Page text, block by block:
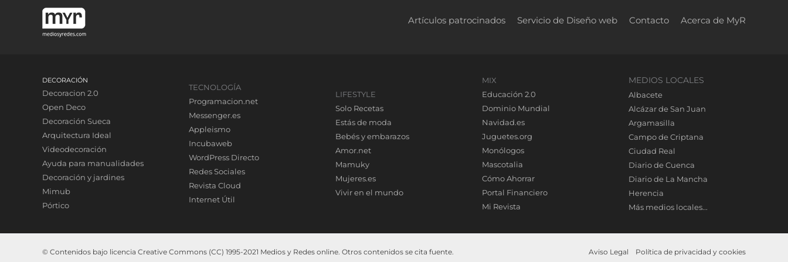
Artículos patrocinados Servicio de Diseño web Contacto Acerca de MyR
DECORACIÓN
Decoracion 2.0
Open Deco
Decoración Sueca
Arquitectura Ideal
Videodecoración
Ayuda para manualidades
Decoración y jardines
Mimub
Pórtico
TECNOLOGÍA
Programacion.net
Messenger.es
Appleismo
Incubaweb
WordPress Directo
Redes Sociales
Revista Cloud
Internet Útil
LIFESTYLE
Solo Recetas
Estás de moda
Bebés y embarazos
Amor.net
Mamuky
Mujeres.es
Vivir en el mundo
MIX
Educación 2.0
Dominio Mundial
Navidad.es
Juguetes.org
Monólogos
Mascotalia
Cómo Ahorrar
Portal Financiero
Mi Revista
MEDIOS LOCALES
Albacete
Alcázar de San Juan
Argamasilla
Campo de Criptana
Ciudad Real
Diario de Cuenca
Diario de La Mancha
Herencia
Más medios locales...
© Contenidos bajo licencia Creative Commons (CC) 1995-2021 Medios y Redes online. Otros contenidos se cita fuente. Aviso Legal Política de privacidad y cookies